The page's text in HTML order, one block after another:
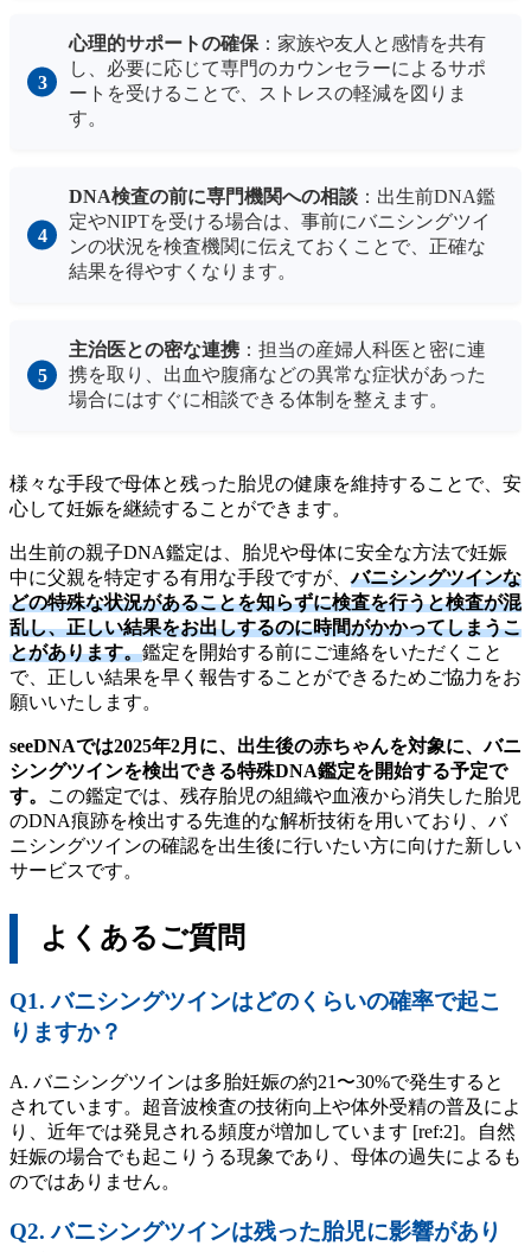
心理的サポートの確保 ：家族や友人と感情を共有
し、必要に応じて専門のカウンセラーによるサポ
ートを受けることで、ストレスの軽減を図りま
す。
DNA検査の前に専門機関への相談 ：出生前DNA鑑
定やNIPTを受ける場合は、事前にバニシングツイ
ンの状況を検査機関に伝えておくことで、正確な
結果を得やすくなります。
主治医との密な連携 ：担当の産婦人科医と密に連
携を取り、出血や腹痛などの異常な症状があった
場合にはすぐに相談できる体制を整えます。
様々な手段で母体と残った胎児の健康を維持することで、安
心して妊娠を継続することができます。
出生前の親子DNA鑑定は、胎児や母体に安全な方法で妊娠
中に父親を特定する有用な手段ですが、バニシングツインな
どの特殊な状況があることを知らずに検査を行うと検査が混
乱し、正しい結果をお出しするのに時間がかかってしまうこ
とがあります。鑑定を開始する前にご連絡をいただくこと
で、正しい結果を早く報告することができるためご協力をお
願いいたします。
seeDNAでは2025年2月に、出生後の赤ちゃんを対象に、バニ
シングツインを検出できる特殊DNA鑑定を開始する予定で
す。
この鑑定では、残存胎児の組織や血液から消失した胎児
のDNA痕跡を検出する先進的な解析技術を用いており、バ
ニシングツインの確認を出生後に行いたい方に向けた新しい
サービスです。
よくあるご質問
Q1. バニシングツインはどのくらいの確率で起こ
りますか？
A. バニシングツインは多胎妊娠の約21〜30%で発生すると
されています。超音波検査の技術向上や体外受精の普及によ
り、近年では発見される頻度が増加しています [ref:2]。自然
妊娠の場合でも起こりうる現象であり、母体の過失によるも
のではありません。
Q2. バニシングツインは残った胎児に影響があり